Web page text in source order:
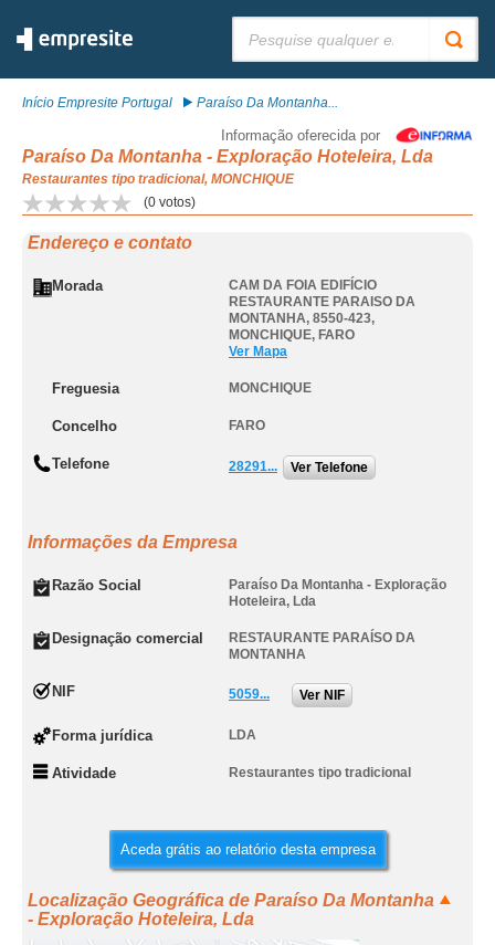
Início Empresite Portugal Paraíso Da Montanha...
Informação oferecida por
Paraíso Da Montanha - Exploração Hoteleira, Lda
Restaurantes tipo tradicional, MONCHIQUE
(0 votos)
Endereço e contato
Morada
CAM DA FOIA EDIFÍCIO
RESTAURANTE PARAISO DA
MONTANHA, 8550-423,
MONCHIQUE, FARO
Ver Mapa
Freguesia MONCHIQUE
Concelho FARO
Telefone 28291... Ver Telefone
Informações da Empresa
Razão Social
Paraíso Da Montanha - Exploração
Hoteleira, Lda
Designação comercial
RESTAURANTE PARAÍSO DA
MONTANHA
NIF 5059... Ver NIF
Forma jurídica LDA
Atividade Restaurantes tipo tradicional
Aceda grátis ao relatório desta empresa
Localização Geográfica de Paraíso Da Montanha
- Exploração Hoteleira, Lda